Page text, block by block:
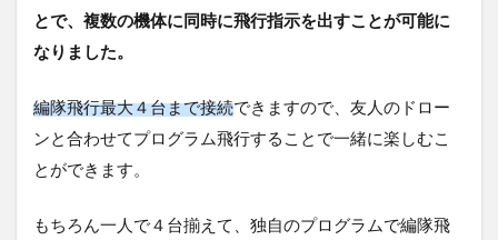
とで、複数の機体に同時に飛行指示を出すことが可能に
なりました。
編隊飛行最大４台まで接続できますので、友人のドロー
ンと合わせてプログラム飛行することで一緒に楽しむこ
とができます。
もちろん一人で４台揃えて、独自のプログラムで編隊飛